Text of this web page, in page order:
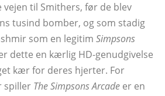
vejen til Smithers, før de blev
tusind bomber, og som stadig
som en legitim Simpsons
dette en kærlig HD-genudgivelse
kær for deres hjerter. For
spiller The Simpsons Arcade er en